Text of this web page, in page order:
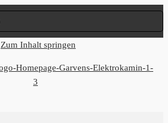
Zum Inhalt springen